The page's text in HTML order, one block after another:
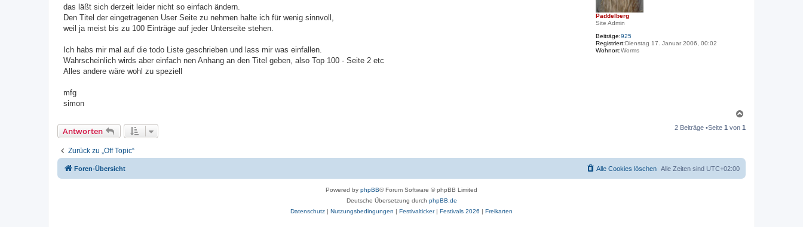
Paddelberg
Site Admin
Beiträge:925
Registriert:Dienstag 17. Januar 2006, 00:02
Wohnort:Worms
r
a
das läßt sich derzeit leider nicht so einfach ändern.
Den Titel der eingetragenen User Seite zu nehmen halte ich für wenig sinnvoll,
weil ja meist bis zu 100 Einträge auf jeder Unterseite stehen.
Ich habs mir mal auf die todo Liste geschrieben und lass mir was einfallen.
Wahrscheinlich wirds aber einfach nen Anhang an den Titel geben, also Top 100 - Seite 2 etc
Alles andere wäre wohl zu speziell
mfg
simon
c
e
Antworten 2 Beiträge •Seite 1 von 1
Zurück zu „Off Topic“
Foren-Übersicht Alle Zeiten sind UTC+02:00
Alle Cookies löschen
Powered by phpBB® Forum Software © phpBB Limited
Deutsche Übersetzung durch phpBB.de
Datenschutz | Nutzungsbedingungen | Festivalticker| Festivals 2026 | Freikarten